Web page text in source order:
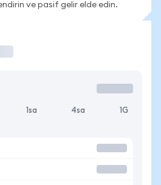
ve pasif gelir elde edin.
1sa 4sa 1G